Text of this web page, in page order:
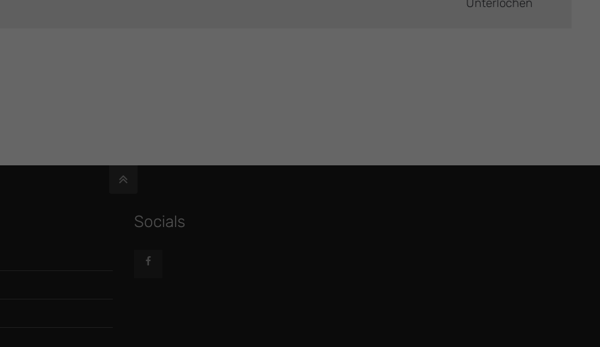
Unterlochen
Socials